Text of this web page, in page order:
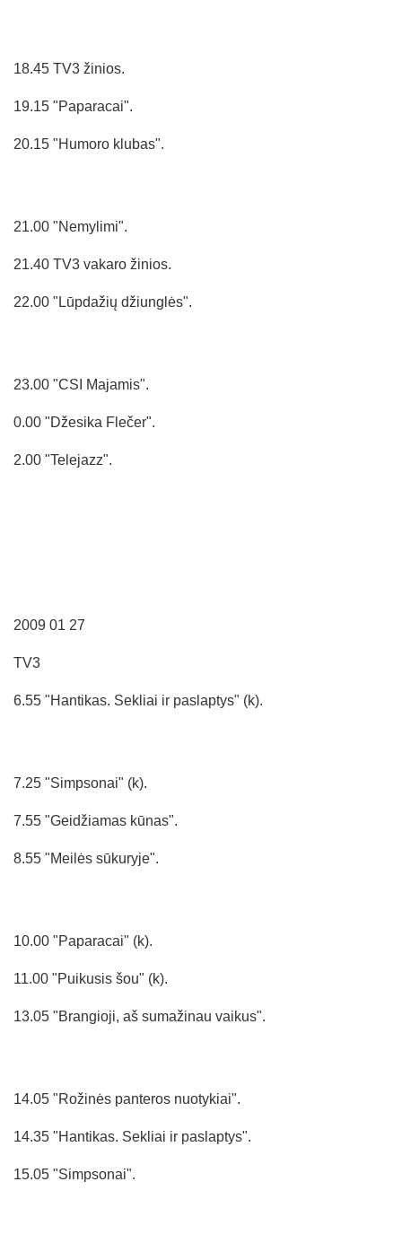
18.45 TV3 žinios.
19.15 "Paparacai".
20.15 "Humoro klubas".
21.00 "Nemylimi".
21.40 TV3 vakaro žinios.
22.00 "Lūpdažių džiunglės".
23.00 "CSI Majamis".
0.00 "Džesika Flečer".
2.00 "Telejazz".
2009 01 27
TV3
6.55 "Hantikas. Sekliai ir paslaptys" (k).
7.25 "Simpsonai" (k).
7.55 "Geidžiamas kūnas".
8.55 "Meilės sūkuryje".
10.00 "Paparacai" (k).
11.00 "Puikusis šou" (k).
13.05 "Brangioji, aš sumažinau vaikus".
14.05 "Rožinės panteros nuotykiai".
14.35 "Hantikas. Sekliai ir paslaptys".
15.05 "Simpsonai".